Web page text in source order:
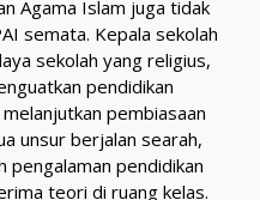
Agama Islam juga tidak
semata. Kepala sekolah
sekolah yang religius,
pendidikan
pembiasaan
unsur berjalan searah,
pendidikan
teori di ruang kelas.